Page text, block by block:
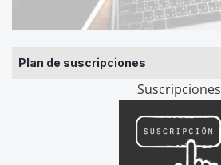
Plan de suscripciones
Suscripciones